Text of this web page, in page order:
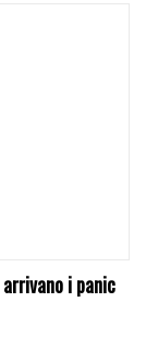
i panic